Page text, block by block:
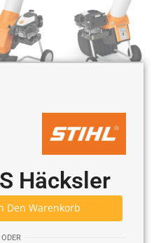
Häcksler
Den Warenkorb
ODER